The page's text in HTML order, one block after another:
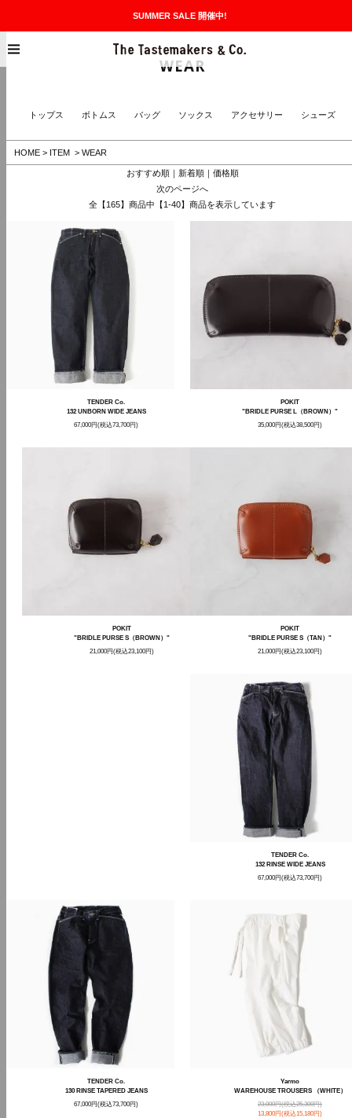
SUMMER SALE 開催中!
WEAR
トップス ボトムス バッグ ソックス アクセサリー シューズ
HOME > ITEM > WEAR
おすすめ順｜ 新着順｜ 価格順
次のページへ
全【165】商品中【1-40】商品を表示しています
TENDER Co.
132 UNBORN WIDE JEANS
67,000円(税込73,700円)
POKIT
"BRIDLE PURSE L（BROWN）"
35,000円(税込38,500円)
POKIT
"BRIDLE PURSE S（TAN）"
21,000円(税込23,100円)
POKIT
"BRIDLE PURSE S（BROWN）"
21,000円(税込23,100円)
TENDER Co.
132 RINSE WIDE JEANS
67,000円(税込73,700円)
TENDER Co.
130 RINSE TAPERED JEANS
67,000円(税込73,700円)
Yarmo
WAREHOUSE TROUSERS （WHITE）
23,000円(税込25,300円)
13,800円(税込15,180円)